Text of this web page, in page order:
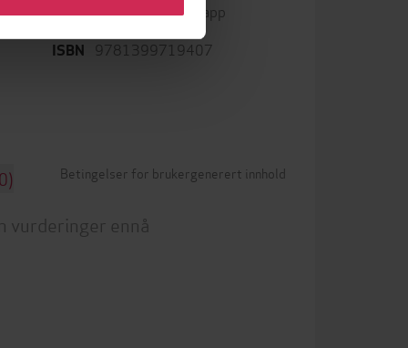
DRM-beskyttelse Kun app
ISBN 9781399719407
Betingelser for brukergenerert innhold
vurderinger ennå